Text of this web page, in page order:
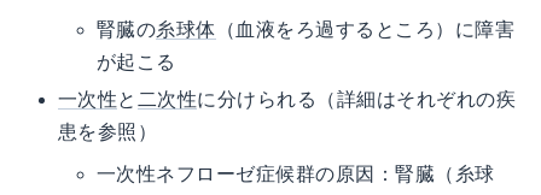
腎臓の糸球体 （血液をろ過するところ）に障害
が起こる
一次性と 二次性に分けられる（詳細はそれぞれの疾
患を参照）
一次性ネフローゼ症候群の原因：腎臓（糸球